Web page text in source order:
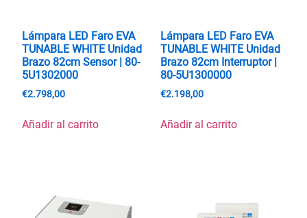
Lámpara LED Faro EVA
TUNABLE WHITE Unidad
Brazo 82cm Sensor | 80-
5U1302000
€2.798,00
Añadir al carrito
Lámpara LED Faro EVA
TUNABLE WHITE Unidad
Brazo 82cm Interruptor |
80-5U1300000
€2.198,00
Añadir al carrito